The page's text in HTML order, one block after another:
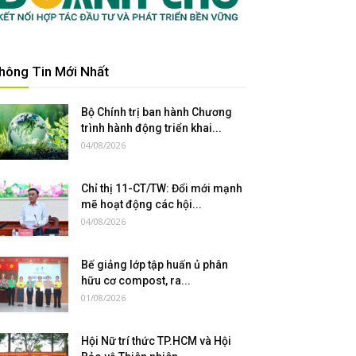
Tin Mới Nhất
Bộ Chính trị ban hành Chương
trình hành động triển khai...
04/08/2026
Chỉ thị 11-CT/TW: Đổi mới mạnh
mẽ hoạt động các hội...
04/08/2026
Bế giảng lớp tập huấn ủ phân
hữu cơ compost, ra...
01/08/2026
Hội Nữ trí thức TP.HCM và Hội